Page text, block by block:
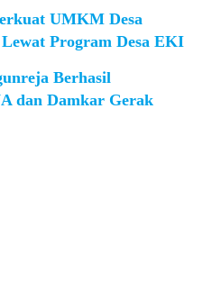
UMKM Desa
Program Desa EKI
Berhasil
dan Damkar Gerak